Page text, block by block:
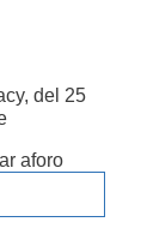
del 25
aforo